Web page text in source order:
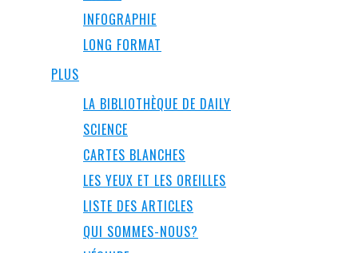
INFOGRAPHIE
LONG FORMAT
PLUS
LA BIBLIOTHÈQUE DE DAILY
SCIENCE
CARTES BLANCHES
LES YEUX ET LES OREILLES
LISTE DES ARTICLES
QUI SOMMES-NOUS?